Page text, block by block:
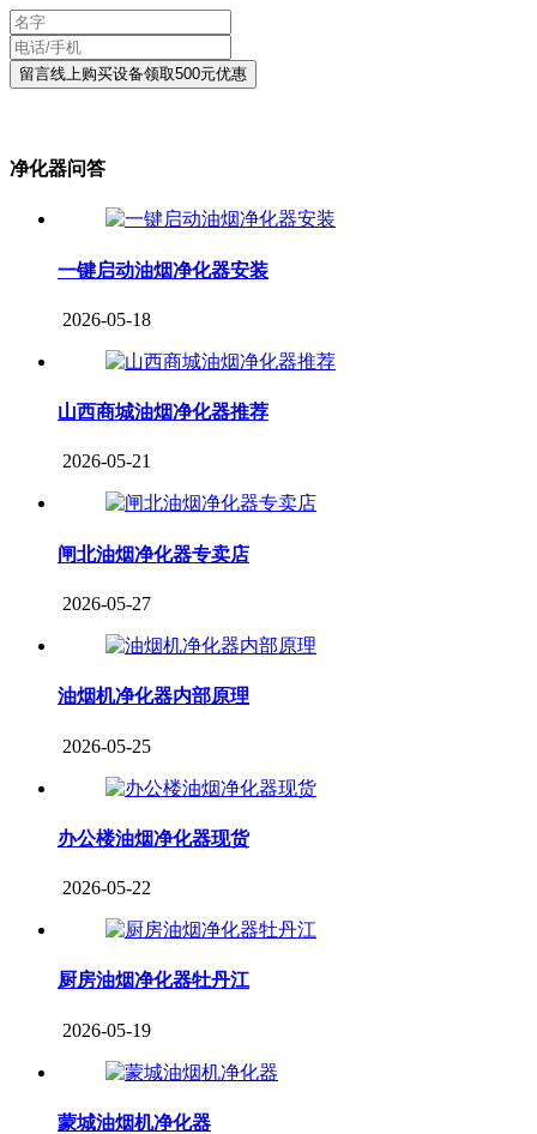
净化器问答
一键启动油烟净化器安装
2026-05-18
山西商城油烟净化器推荐
2026-05-21
闸北油烟净化器专卖店
2026-05-27
油烟机净化器内部原理
2026-05-25
办公楼油烟净化器现货
2026-05-22
厨房油烟净化器牡丹江
2026-05-19
蒙城油烟机净化器